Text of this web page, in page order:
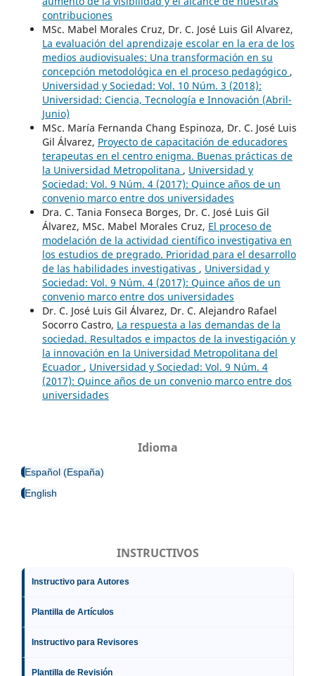
contribuciones
MSc. Mabel Morales Cruz, Dr. C. José Luis Gil Alvarez,
La evaluación del aprendizaje escolar en la era de los
medios audiovisuales: Una transformación en su
concepción metodológica en el proceso pedagógico ,
Universidad y Sociedad: Vol. 10 Núm. 3 (2018):
Universidad: Ciencia, Tecnología e Innovación (Abril-
Junio)
MSc. María Fernanda Chang Espinoza, Dr. C. José Luis
Gil Álvarez, Proyecto de capacitación de educadores
terapeutas en el centro enigma. Buenas prácticas de
la Universidad Metropolitana , Universidad y
Sociedad: Vol. 9 Núm. 4 (2017): Quince años de un
convenio marco entre dos universidades
Dra. C. Tania Fonseca Borges, Dr. C. José Luis Gil
Álvarez, MSc. Mabel Morales Cruz, El proceso de
modelación de la actividad científico investigativa en
los estudios de pregrado. Prioridad para el desarrollo
de las habilidades investigativas , Universidad y
Sociedad: Vol. 9 Núm. 4 (2017): Quince años de un
convenio marco entre dos universidades
Dr. C. José Luis Gil Álvarez, Dr. C. Alejandro Rafael
Socorro Castro, La respuesta a las demandas de la
sociedad. Resultados e impactos de la investigación y
la innovación en la Universidad Metropolitana del
Ecuador , Universidad y Sociedad: Vol. 9 Núm. 4
(2017): Quince años de un convenio marco entre dos
universidades
Idioma
Español (España)
English
INSTRUCTIVOS
Instructivo para Autores
Plantilla de Artículos
Instructivo para Revisores
Plantilla de Revisión